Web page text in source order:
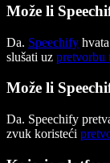
Može li
Da. Speechify
slušati uz pretvorbu
Može li
Da. Speechify
zvuk koristeći